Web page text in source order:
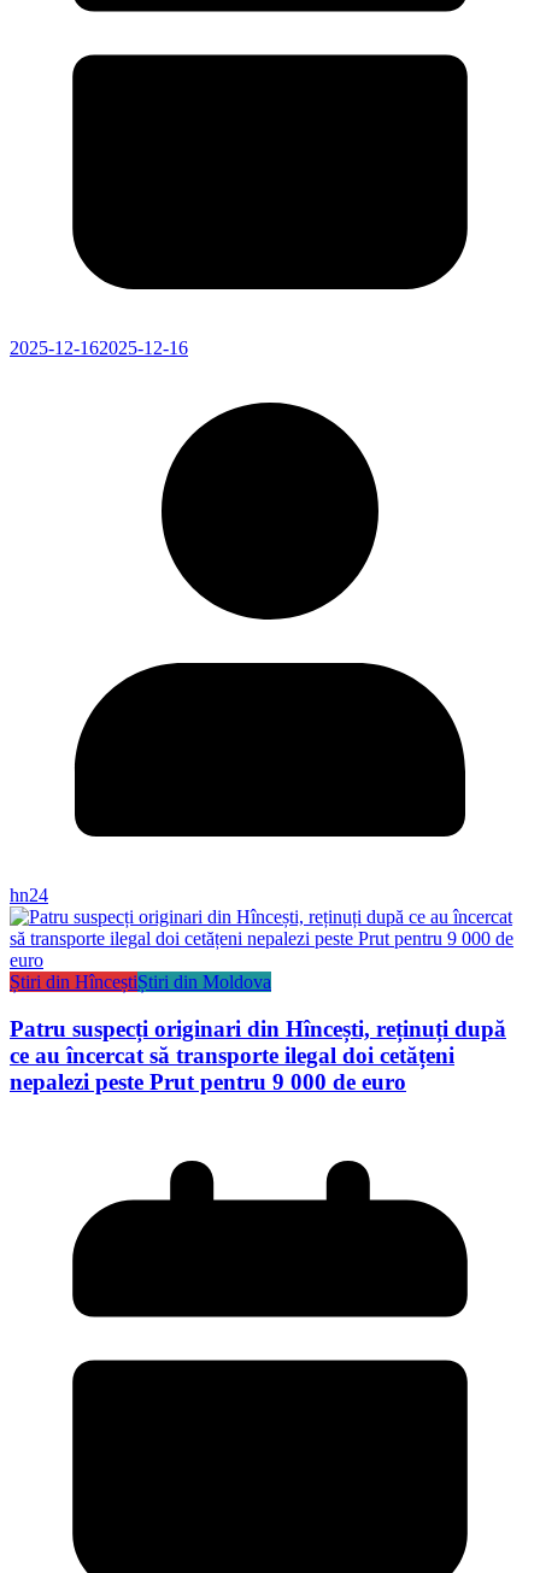
2025-12-162025-12-16
hn24
Știri din HînceștiȘtiri din Moldova
Patru suspecți originari din Hîncești, reținuți după
ce au încercat să transporte ilegal doi cetățeni
nepalezi peste Prut pentru 9 000 de euro